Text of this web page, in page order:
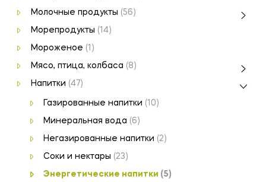
Молочные продукты (56)
Морепродукты (14)
Мороженое (1)
Мясо, птица, колбаса (8)
Напитки (47)
Газированные напитки (10)
Минеральная вода (6)
Негазированные напитки (2)
Соки и нектары (23)
Энергетические напитки (5)